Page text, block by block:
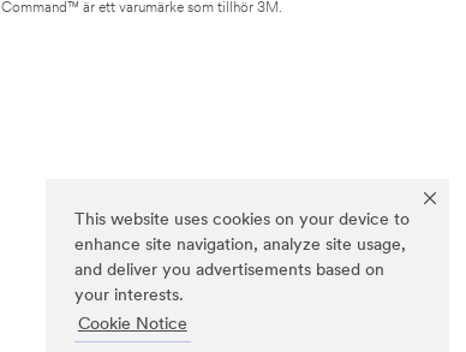
This website uses cookies on your device to
enhance site navigation, analyze site usage,
and deliver you advertisements based on
your interests.
Cookie Notice
Command™ är ett varumärke som tillhör 3M.